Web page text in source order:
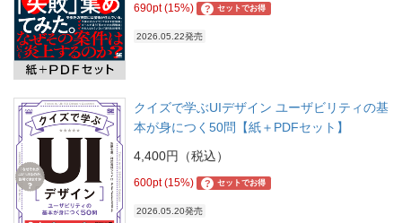
690pt (15%) ? セットでお得
2026.05.22発売
クイズで学ぶUIデザイン ユーザビリティの基
本が身につく50問【紙＋PDFセット】
4,400円（税込）
600pt (15%) ? セットでお得
2026.05.20発売